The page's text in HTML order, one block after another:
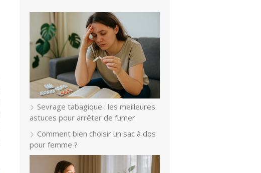
Sevrage tabagique : les meilleures
astuces pour arrêter de fumer
Comment bien choisir un sac à dos
pour femme ?